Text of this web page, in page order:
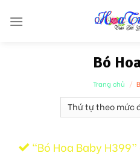
Bó
Trang chủ /
“Bó Hoa Baby